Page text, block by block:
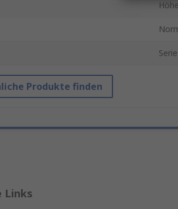
Serie
Produkte finden
Links